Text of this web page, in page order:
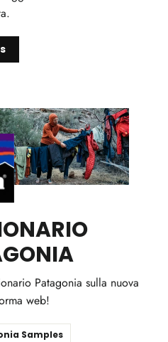
Patagonia sulla nuova
web!
Samples